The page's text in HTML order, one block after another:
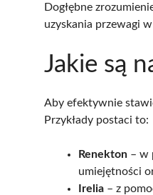
Dogłębne
uzyskania przewagi
Jakie są
Aby efektywnie
Przykłady postaci to:
Renekton – w
umiejętności
Irelia – z